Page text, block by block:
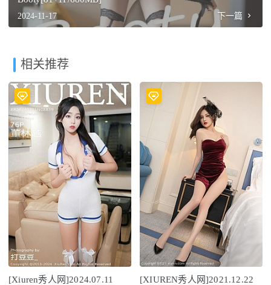
2024-11-17 下一篇
相关推荐
[Xiuren秀人网]2024.07.11
[XIUREN秀人网]2021.12.22